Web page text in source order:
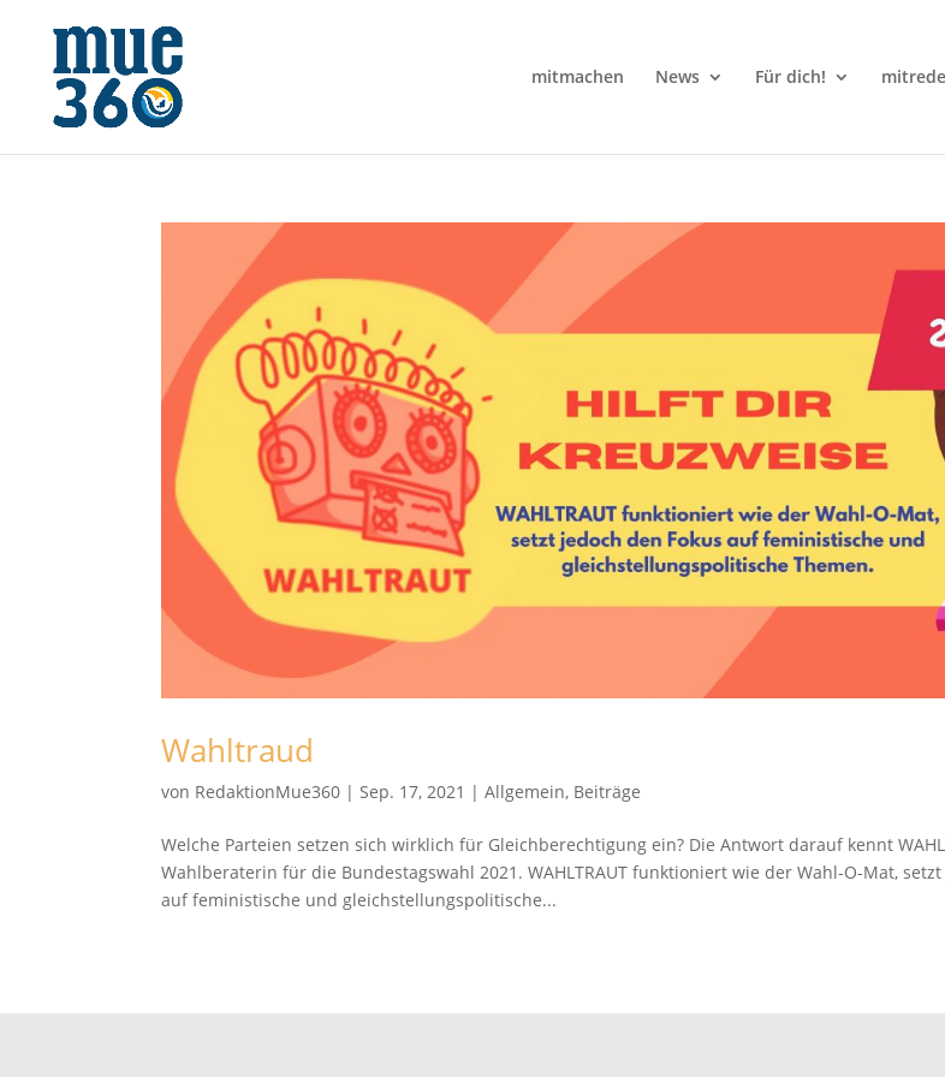
mitmachen News Für dich!
Wahltraud
von RedaktionMue360 | Sep. 17, 2021 |Allgemein, Beiträge
Welche Parteien setzen sich wirklich für Gleichberechtigung ein? Die Antwort darauf kennt
Wahlberaterin für die Bundestagswahl 2021. WAHLTRAUT funktioniert wie der Wahl-O-Mat,
auf feministische und gleichstellungspolitische...